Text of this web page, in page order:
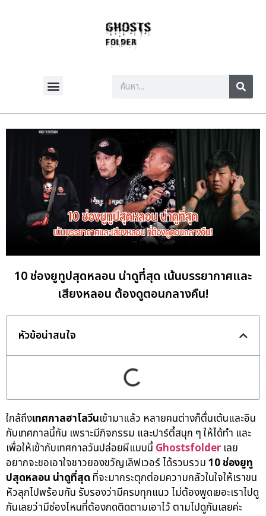
10 ช่องยูทูปสุดหลอน น่าดูที่สุด เน้นบรรยากาศและ
เสียงหลอน ต้องดูตอนกลางคืน!
หัวข้อน่าสนใจ
ใกล้ถึงเทศกาลฮาโลวีนเข้ามาแล้ว หลายคนต่างก็ตื่นเต้นและอิน
กับเทศกาลนี้กัน เพราะมีกิจกรรม และปาร์ตี้สนุก ๆ ให้ได้ทำ และ
เพื่อให้เข้ากับเทศกาลวันปล่อยผีแบบนี้Ghostsfolder เลย
อยากจะขอเอาใจชาวยองขวัญเลิฟเวอร์ ได้รวบรวม10 ช่องยูทู
ปสุดหลอน น่าดูที่สุด ที่จะมากระตุกต่อมความกลัวในใจให้เราขน
หัวลุกไปพร้อมกัน รับรองว่ามีครบทุกแนว ไม่ต้องพูดเยอะเราไปดู
กันเลยว่ามีช่องไหนที่ต้องกดติดตามเอาไว้ ตามไปดูกันเลยค่ะ